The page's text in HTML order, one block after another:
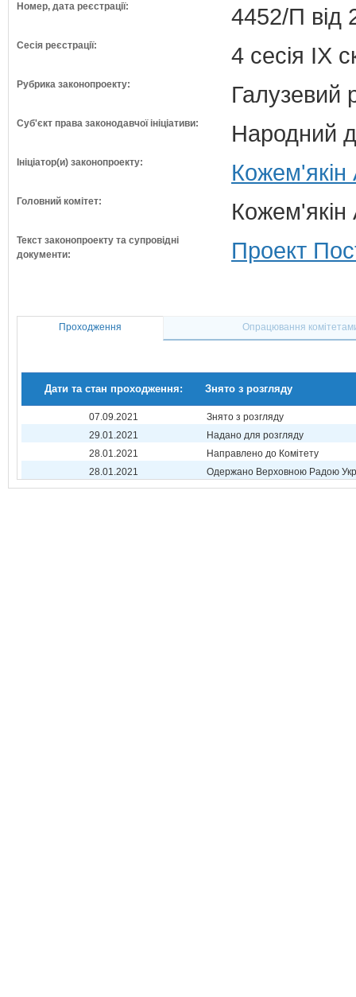
Номер, дата реєстрації: 4452/П від
Сесія реєстрації: 4 сесія IX
Рубрика законопроекту: Галузевий
Суб'єкт права законодавчої ініціативи: Народний
Ініціатор(и) законопроекту: Кожем'якін
Головний комітет: Кожем'якін
Текст законопроекту та супровідні
документи:
Проект
Проходження Опрацювання
Дати та стан проходження: Знято з розгляду
07.09.2021
Знято з розгляду
29.01.2021
Надано для розгляду
28.01.2021
Направлено до Комітету
28.01.2021
Одержано Верховною Радою